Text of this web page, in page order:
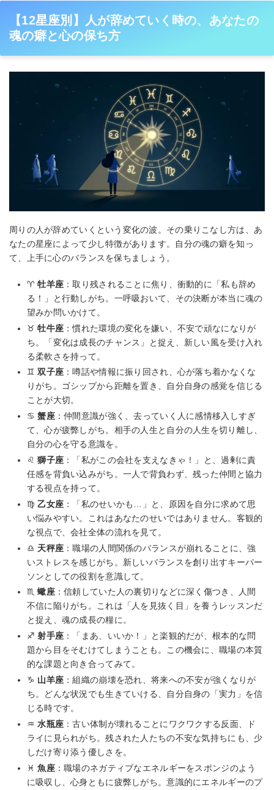
【12星座別】人が辞めていく時の、あなたの
魂の癖と心の保ち方
周りの人が辞めていくという変化の波。その乗りこなし方は、あ
なたの星座によって少し特徴があります。自分の魂の癖を知っ
て、上手に心のバランスを保ちましょう。
♈牡羊座 ：取り残されることに焦り、衝動的に「私も辞め
る！」と行動しがち。一呼吸おいて、その決断が本当に魂の
望みか問いかけて。
♉牡牛座 ：慣れた環境の変化を嫌い、不安で頑なになりが
ち。「変化は成長のチャンス」と捉え、新しい風を受け入れ
る柔軟さを持って。
♊双子座 ：噂話や情報に振り回され、心が落ち着かなくな
りがち。ゴシップから距離を置き、自分自身の感覚を信じる
ことが大切。
♋蟹座：仲間意識が強く、去っていく人に感情移入しすぎ
て、心が疲弊しがち。相手の人生と自分の人生を切り離し、
自分の心を守る意識を。
♌獅子座 ：「私がこの会社を支えなきゃ！」と、過剰に責
任感を背負い込みがち。一人で背負わず、残った仲間と協力
する視点を持って。
♍乙女座 ：「私のせいかも…」と、原因を自分に求めて思
い悩みやすい。これはあなたのせいではありません。客観的
な視点で、会社全体の流れを見て。
♎ 天秤座 ：職場の人間関係のバランスが崩れることに、強
いストレスを感じがち。新しいバランスを創り出すキーパー
ソンとしての役割を意識して。
♏蠍座：信頼していた人の裏切りなどに深く傷つき、人間
不信に陥りがち。これは「人を見抜く目」を養うレッスンだ
と捉え、魂の成長の糧に。
♐射手座 ：「まあ、いいか！」と楽観的だが、根本的な問
題から目をそむけてしまうことも。この機会に、職場の本質
的な課題と向き合ってみて。
♑ 山羊座 ：組織の崩壊を恐れ、将来への不安が強くなりが
ち。どんな状況でも生きていける、自分自身の「実力」を信
じる時です。
♒水瓶座 ：古い体制が壊れることにワクワクする反面、ド
ライに見られがち。残された人たちの不安な気持ちにも、少
しだけ寄り添う優しさを。
♓魚座：職場のネガティブなエネルギーをスポンジのよう
に吸収し、心身ともに疲弊しがち。意識的にエネルギーのプ